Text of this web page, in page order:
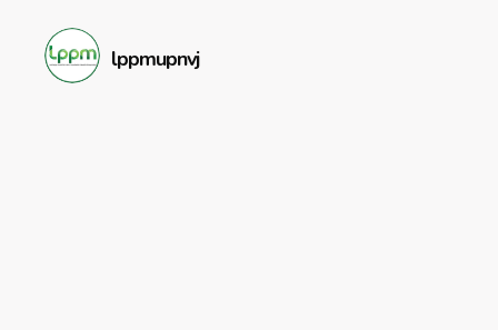
lppmupnvj